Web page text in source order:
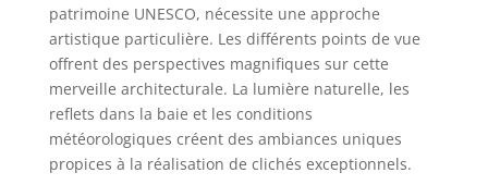
patrimoine UNESCO, nécessite une approche
artistique particulière. Les différents points de vue
offrent des perspectives magnifiques sur cette
merveille architecturale. La lumière naturelle, les
reflets dans la baie et les conditions
météorologiques créent des ambiances uniques
propices à la réalisation de clichés exceptionnels.